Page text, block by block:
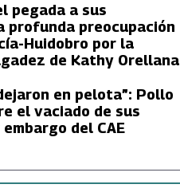
pegada a sus
profunda preocupación
Huidobro por la
de Kathy Orellana
en pelota”: Pollo
el vaciado de sus
del CAE